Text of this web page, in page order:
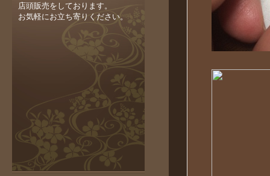
店頭販売をしております。
お気軽にお立ち寄りください。